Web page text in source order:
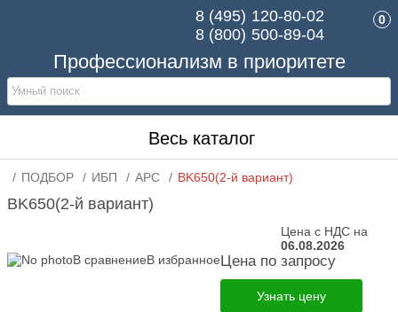
Профессионализм в приоритете
8 (495) 120-80-02
8 (800) 500-89-04
0
Весь каталог
ПОДБОР ИБП APC BK650(2-й вариант)
BK650(2-й вариант)
Цена с НДС на
06.08.2026
В сравнениеВ избранноеЦена по запросу
Узнать цену